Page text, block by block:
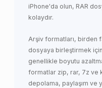
iPhone'da olun, RAR
kolaydır.
Arşiv formatları, birden
dosyaya birleştirmek
genellikle boyutu
formatlar zip, rar, 7z ve
depolama, paylaşım ve